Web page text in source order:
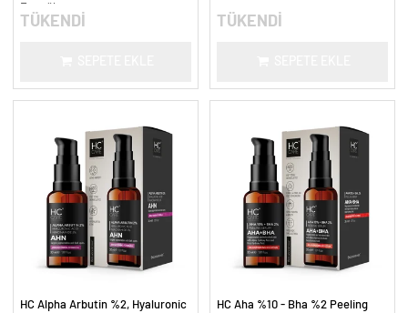
Formül
TÜKENDİ TÜKENDİ
HC Alpha Arbutin %2, Hyaluronic
HC Aha %10 - Bha %2 Peeling